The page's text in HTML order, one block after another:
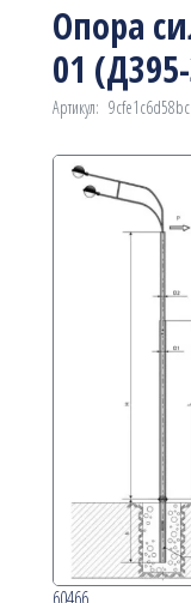
Опора
01
Артикул: 9cfe1c6d58bc